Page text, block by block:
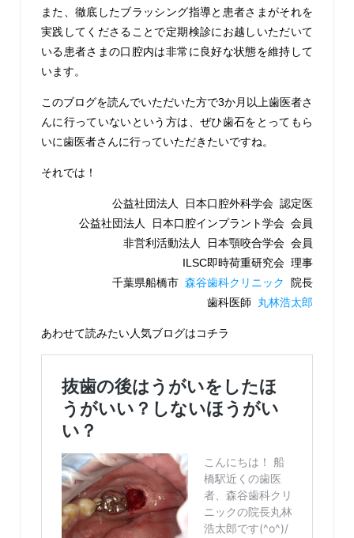
また、徹底したブラッシング指導と患者さまがそれを
実践してくださることで定期検診にお越しいただいて
いる患者さまの口腔内は非常に良好な状態を維持して
います。
このブログを読んでいただいた方で3か月以上歯医者さ
んに行っていないという方は、ぜひ歯石をとってもら
いに歯医者さんに行っていただきたいですね。
それでは！
公益社団法人 日本口腔外科学会 認定医
公益社団法人 日本口腔インプラント学会 会員
非営利活動法人 日本顎咬合学会 会員
ILSC即時荷重研究会 理事
千葉県船橋市森谷歯科クリニック
院長
歯科医師 丸林浩太郎
あわせて読みたい人気ブログはコチラ